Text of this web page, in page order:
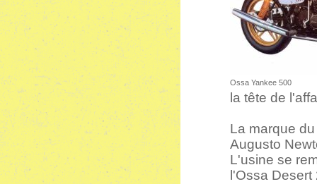
Ossa Yankee 500
la tête de
La marque
Augusto
L'usine se
l'Ossa Desert